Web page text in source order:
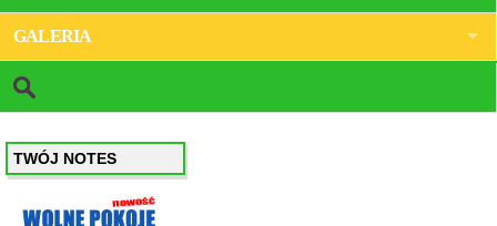
GALERIA
TWÓJ NOTES